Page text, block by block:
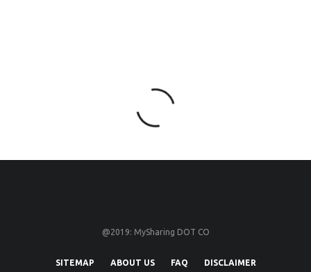
@2019: MySharing DOT CO
SITEMAP ABOUT US FAQ DISCLAIMER